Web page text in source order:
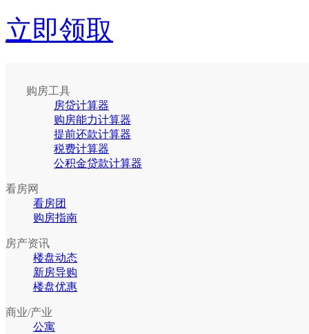
立即领取
购房工具
房贷计算器
购房能力计算器
提前还款计算器
税费计算器
公积金贷款计算器
看房网
看房团
购房指南
房产资讯
楼盘动态
新房导购
楼盘优惠
商业/产业
公寓